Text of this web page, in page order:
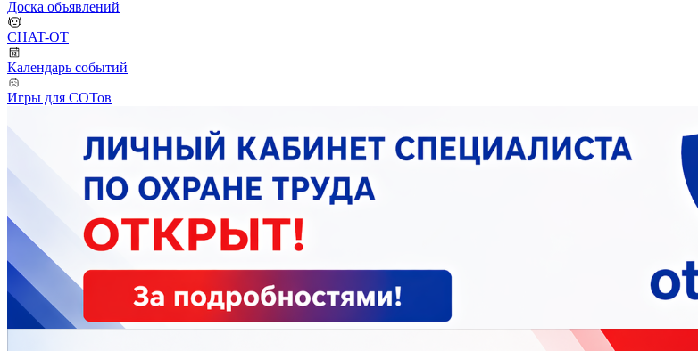
Доска объявлений
CHAT-OT
Календарь событий
Игры для СОТов